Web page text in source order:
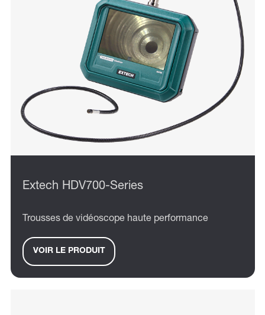
Extech HDV700-Series
Trousses de vidéoscope haute performance
VOIR LE PRODUIT